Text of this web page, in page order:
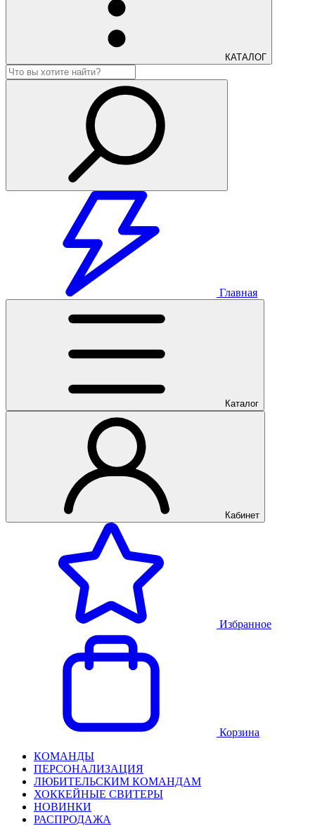
КАТАЛОГ
Главная
Каталог
Кабинет
Избранное
Корзина
КОМАНДЫ
ПЕРСОНАЛИЗАЦИЯ
ЛЮБИТЕЛЬСКИМ КОМАНДАМ
ХОККЕЙНЫЕ СВИТЕРЫ
НОВИНКИ
РАСПРОДАЖА